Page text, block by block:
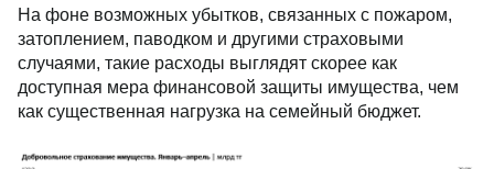
На фоне возможных убытков, связанных с пожаром,
затоплением, паводком и другими страховыми
случаями, такие расходы выглядят скорее как
доступная мера финансовой защиты имущества, чем
как существенная нагрузка на семейный бюджет.